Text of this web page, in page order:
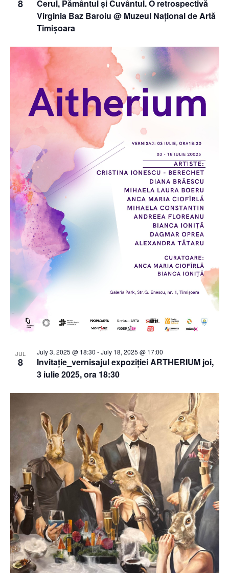
8
Cerul, Pământul și Cuvântul. O retrospectivă
Virginia Baz Baroiu @ Muzeul Național de Artă
Timișoara
JUL
8
Invitație_vernisajul expoziției ARTHERIUM joi,
3 iulie 2025, ora 18:30
July 3, 2025 @ 18:30 -July 18, 2025 @ 17:00